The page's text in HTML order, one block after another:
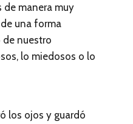
manera muy
una forma
nuestro
lo miedosos o lo
los ojos y guardó